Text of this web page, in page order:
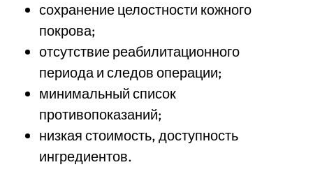
сохранение целостности кожного
покрова;
отсутствие реабилитационного
периода и следов операции;
минимальный список
противопоказаний;
низкая стоимость, доступность
ингредиентов.